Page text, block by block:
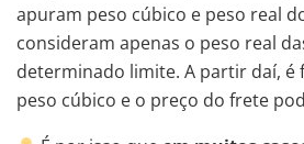
apuram peso cúbico e peso real
consideram apenas o peso real
determinado limite. A partir daí, é
peso cúbico e o preço do frete